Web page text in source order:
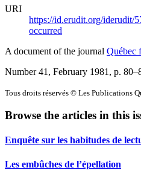
URI
https://id.erudit.org/iderudit/
occurred
A document of the journal Québec
Number 41, February 1981 , p.
Tous droits réservés © Les Publications
Browse the articles in this
Enquête sur les habitudes de
Les embûches de l’épellation